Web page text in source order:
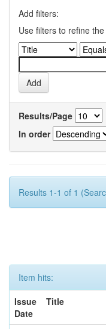
Add filters:
Use filters to refine
Results/Page
In order
Results 1-1 of 1
Item hits:
Issue
Date
Title